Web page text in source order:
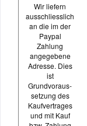
Wir liefern
ausschliesslich
an die im der
Paypal
Zahlung
angegebene
Adresse. Dies
ist
Grundvoraus-
setzung des
Kaufvertrages
und mit Kauf